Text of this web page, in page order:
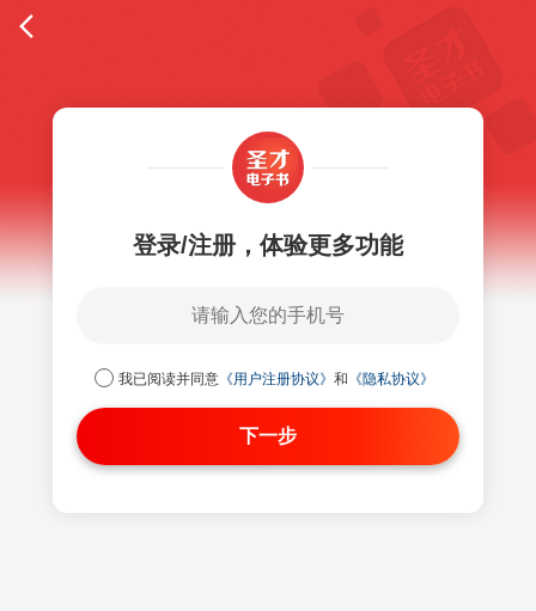
登录/注册，体验更多功能
我已阅读并同意 《用户注册协议》 和 《隐私协议》
下一步